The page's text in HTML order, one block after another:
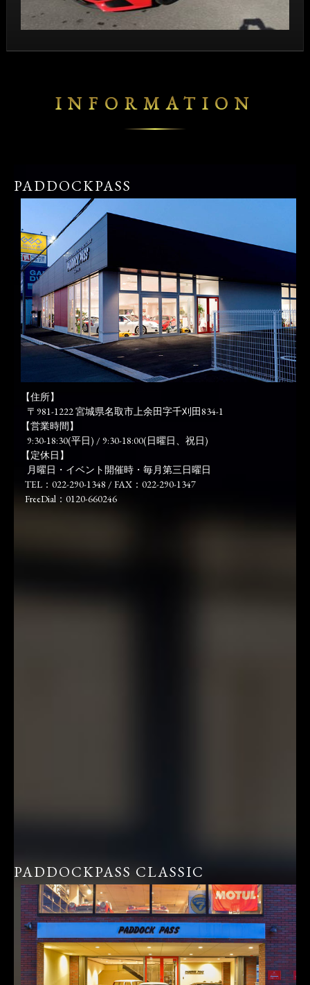
INFORMATION
PADDOCKPASS
【住所】
〒981-1222 宮城県名取市上余田字千刈田834-1
【営業時間】
9:30-18:30(平日) / 9:30-18:00(日曜日、祝日)
【定休日】
月曜日・イベント開催時・毎月第三日曜日
TEL：022-290-1348 / FAX：022-290-1347
FreeDial：0120-660246
PADDOCKPASS CLASSIC